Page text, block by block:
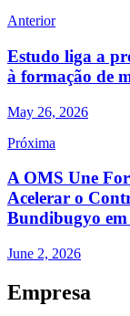
Anterior
Estudo liga a
à formação de
May 26, 2026
Próxima
A OMS Une
Acelerar o
Bundibugyo
June 2, 2026
Empresa